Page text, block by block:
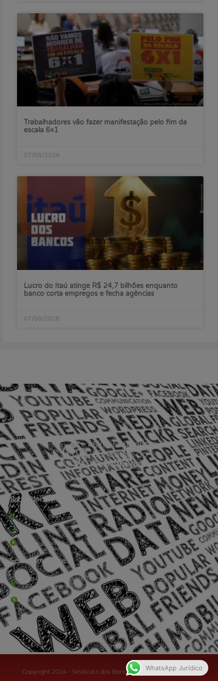
Trabalhadores vão fazer manifestação pelo fim da
escala 6×1
07/08/2026
Lucro do Itaú atinge R$ 24,7 bilhões enquanto
banco corta empregos e fecha agências
07/08/2026
Sede Barra Mansa
Rua Rio Branco, nº107 (2º andar), Centro - Cep: 27.330-030
(24) 3323-2848 ou (24) 3323-2500
De segunda à sexta-feira , das 9h às 17h.
Sede Campestre:
Estrada Governador Chagas Freitas – 3.780 – Colônia Santo
Antônio – Barra Mansa
De terça-feira a domingo, das 9h às 17h
Copyright 2024 - Sindicato dos Bancários do Sul Fluminense
WhatsApp Jurídico